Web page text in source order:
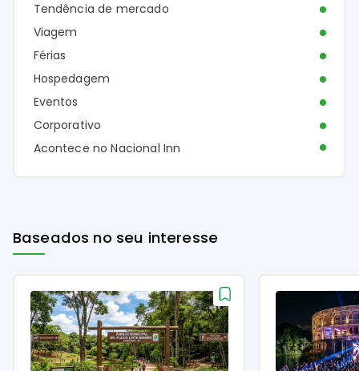
Tendência de mercado
Viagem
Férias
Hospedagem
Eventos
Corporativo
Acontece no Nacional Inn
Baseados no seu interesse